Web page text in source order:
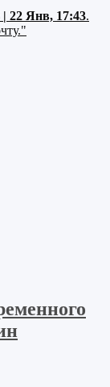
22 Янв, 17:43.